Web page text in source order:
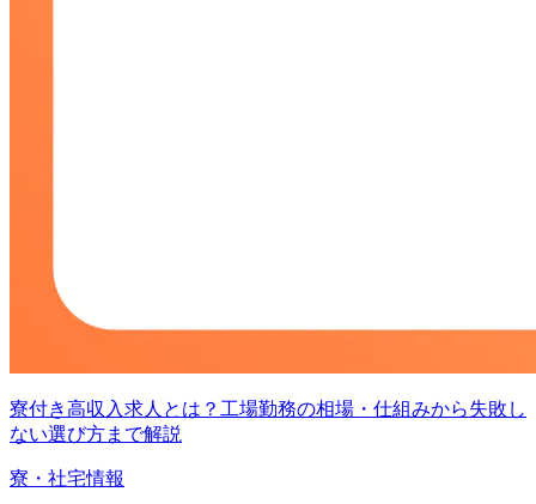
寮付き高収入求人とは？工場勤務の相場・仕組みから失敗し
ない選び方まで解説
寮・社宅情報